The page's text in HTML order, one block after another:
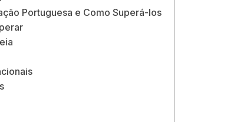
Portuguesa e Como Superá-los